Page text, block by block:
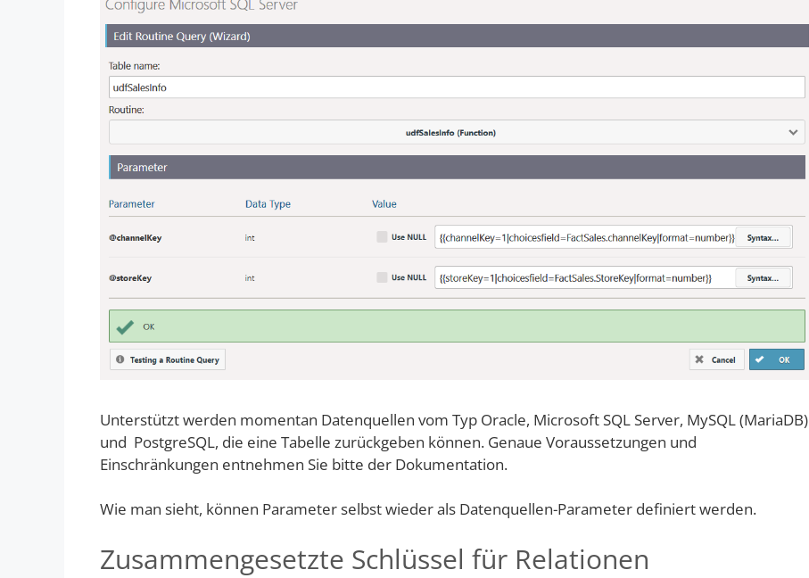
Unterstützt werden momentan Datenquellen vom Typ Oracle, Microsoft SQL Server, MySQL (MariaDB)
und PostgreSQL, die eine Tabelle zurückgeben können. Genaue Voraussetzungen und
Einschränkungen entnehmen Sie bitte der Dokumentation.
Wie man sieht, können Parameter selbst wieder als Datenquellen-Parameter definiert werden.
Zusammengesetzte Schlüssel für Relationen